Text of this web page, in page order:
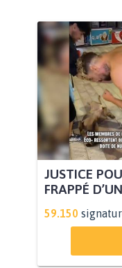
JUSTICE
FRAPPÉ
59.150